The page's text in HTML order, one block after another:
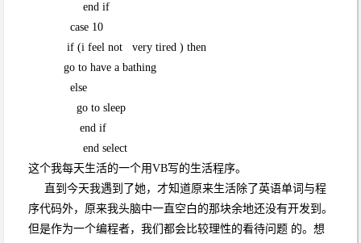
end if
case 10
if (i feel not very tired ) then
go to have a bathing
else
go to sleep
end if
end select
这个我每天生活的一个用VB写的生活程序。
直到今天我遇到了她，才知道原来生活除了英语单词与程
序代码外，原来我头脑中一直空白的那块余地还没有开发到。
但是作为一个编程者，我们都会比较理性的看待问题 的。想